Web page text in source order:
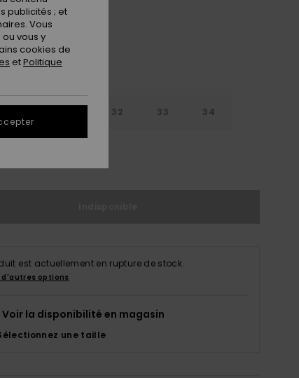
32 33 34
est actuellement en rupture de stock.
d'autres options
Voir la disponibilité en magasin
une taille
publicités ; et
Vous
vous y
cookies de
etPolitique